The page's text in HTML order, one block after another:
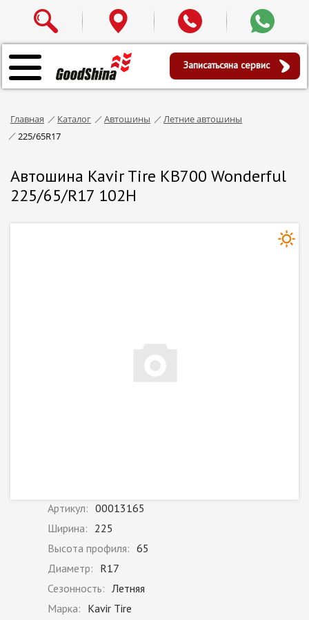
Записатьсяна сервис
Главная Каталог Автошины
Летние автошины
225/65R17
Автошина Kavir Tire KB700 Wonderful
225/65/R17 102H
Артикул: 00013165
Ширина: 225
Высота профиля: 65
Диаметр: R17
Сезонность: Летняя
Марка: Kavir Tire